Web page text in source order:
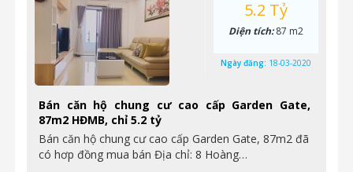
Bán căn hộ chung cư cao cấp Garden Gate,
87m2 HĐMB, chỉ 5.2 tỷ
Bán căn hộ chung cư cao cấp Garden Gate, 87m2 đã
có hơp đồng mua bán Địa chỉ: 8 Hoàng…
5.2 Tỷ
Diện tích:87 m2
Ngày đăng: 18-03-2020